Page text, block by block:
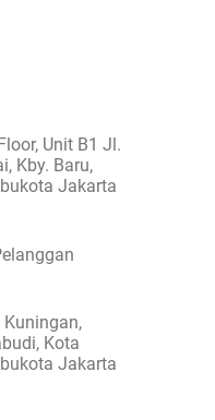
Unit B1 Jl.
Kby. Baru,
Jakarta
Kuningan,
Kota
Jakarta